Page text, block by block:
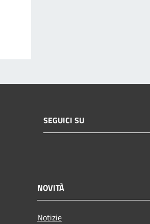
SEGUICI SU
NOVITÀ
Notizie